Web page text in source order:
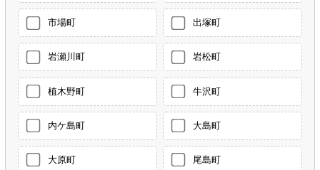
市場町 出塚町
岩瀬川町 岩松町
植木野町 牛沢町
内ケ島町 大島町
大原町 尾島町